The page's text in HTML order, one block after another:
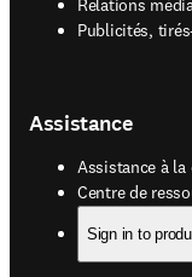
Relations
Publicités,
opens in new
Assistance
Assistance à la
Centre de
opens in new
Sign in to